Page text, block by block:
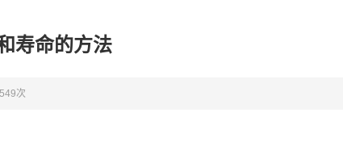
寿命的方法
次